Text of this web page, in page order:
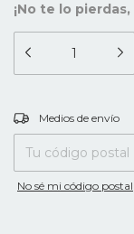
¡No te lo
Entregas para el CP:
Medios de envío
No sé mi código postal